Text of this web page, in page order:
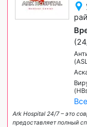
Ark Hospital 24/7 – это
предоставляет полный